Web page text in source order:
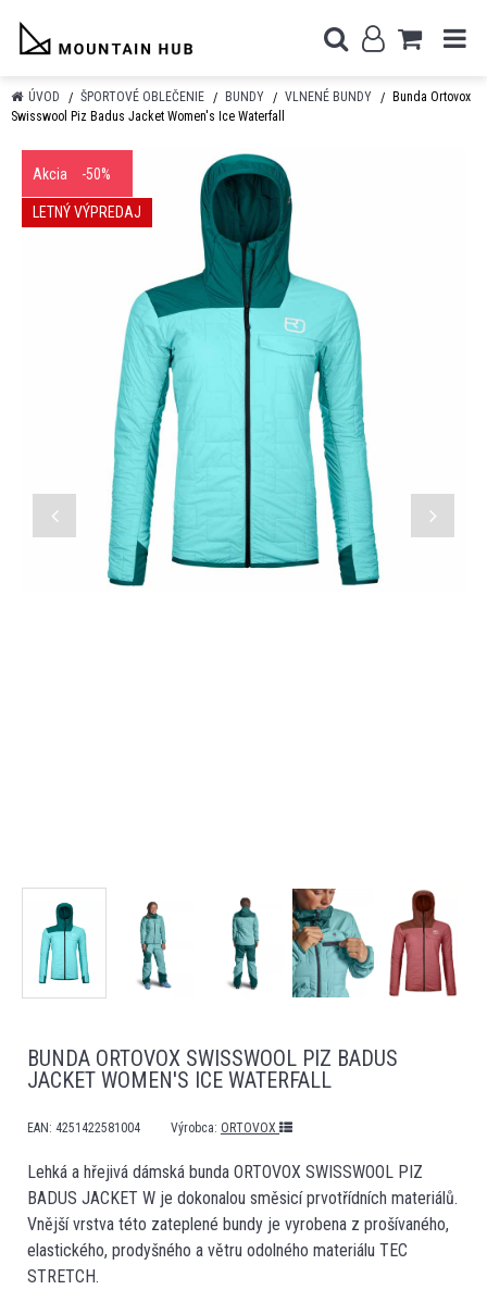
ÚVOD ŠPORTOVÉ OBLEČENIE BUNDY VLNENÉ BUNDY
Bunda Ortovox
Swisswool Piz Badus Jacket Women's Ice Waterfall
Akcia -50%
LETNÝ VÝPREDAJ
BUNDA ORTOVOX SWISSWOOL PIZ BADUS
JACKET WOMEN'S ICE WATERFALL
EAN: 4251422581004 Výrobca: ORTOVOX
Lehká a hřejivá dámská bunda ORTOVOX SWISSWOOL PIZ
BADUS JACKET W je dokonalou směsicí prvotřídních materiálů.
Vnější vrstva této zateplené bundy je vyrobena z prošívaného,
elastického, prodyšného a větru odolného materiálu TEC
STRETCH.